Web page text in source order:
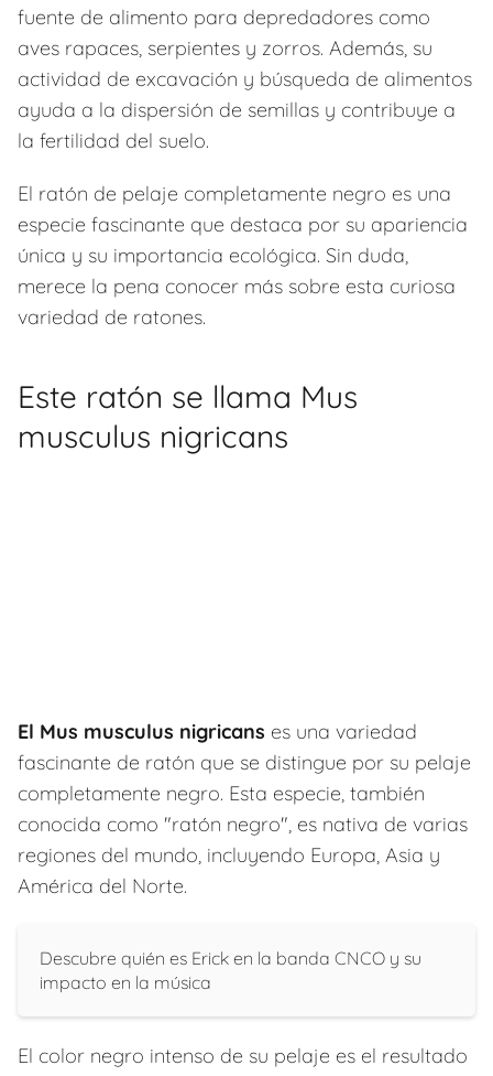
fuente de alimento para depredadores como
aves rapaces, serpientes y zorros. Además, su
actividad de excavación y búsqueda de alimentos
ayuda a la dispersión de semillas y contribuye a
la fertilidad del suelo.
El ratón de pelaje completamente negro es una
especie fascinante que destaca por su apariencia
única y su importancia ecológica. Sin duda,
merece la pena conocer más sobre esta curiosa
variedad de ratones.
Este ratón se llama Mus
musculus nigricans
El Mus musculus nigricans es una variedad
fascinante de ratón que se distingue por su pelaje
completamente negro. Esta especie, también
conocida como "ratón negro", es nativa de varias
regiones del mundo, incluyendo Europa, Asia y
América del Norte.
Descubre quién es Erick en la banda CNCO y su
impacto en la música
El color negro intenso de su pelaje es el resultado